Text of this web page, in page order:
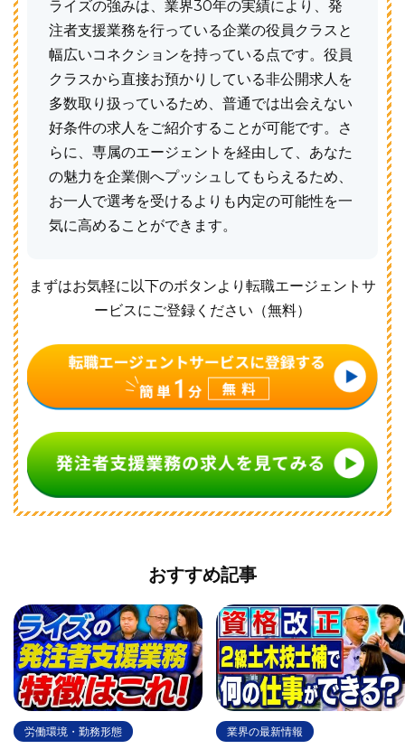
ライズの強みは、業界30年の実績により、発
注者支援業務を行っている企業の役員クラスと
幅広いコネクションを持っている点です。役員
クラスから直接お預かりしている非公開求人を
多数取り扱っているため、普通では出会えない
好条件の求人をご紹介することが可能です。さ
らに、専属のエージェントを経由して、あなた
の魅力を企業側へプッシュしてもらえるため、
お一人で選考を受けるよりも内定の可能性を一
気に高めることができます。
まずはお気軽に以下のボタンより転職エージェントサ
ービスにご登録ください（無料）
おすすめ記事
労働環境・勤務形態 業界の最新情報